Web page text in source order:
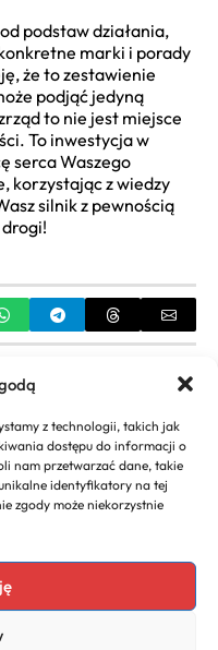
z technologii, takich jak
dostępu do informacji o
nam przetwarzać dane, takie
identyfikatory na tej
zgody może niekorzystnie
podstaw działania,
marki i porady
że to zestawienie
podjąć jedyną
to nie jest miejsce
To inwestycja w
serca Waszego
korzystając z wiedzy
silnik z pewnością
NEXT
– Proste
Sposoby